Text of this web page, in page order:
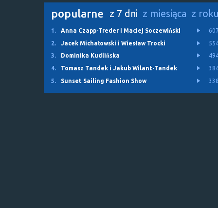
popularne z 7 dni z miesiąca z
1. Anna Czapp-Treder i Maciej Soczewiński
2.
Jacek Michałowski i Wiesław Trocki
3.
Dominika Kudlińska
4.
Tomasz Tandek i Jakub Wilant-Tandek
5.
Sunset Sailing Fashion Show